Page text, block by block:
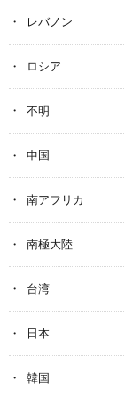
レバノン
ロシア
不明
中国
南アフリカ
南極大陸
台湾
日本
韓国